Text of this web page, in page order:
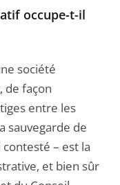
occupe-t-il
société
de façon
entre les
sauvegarde de
contesté – est la
et bien sûr